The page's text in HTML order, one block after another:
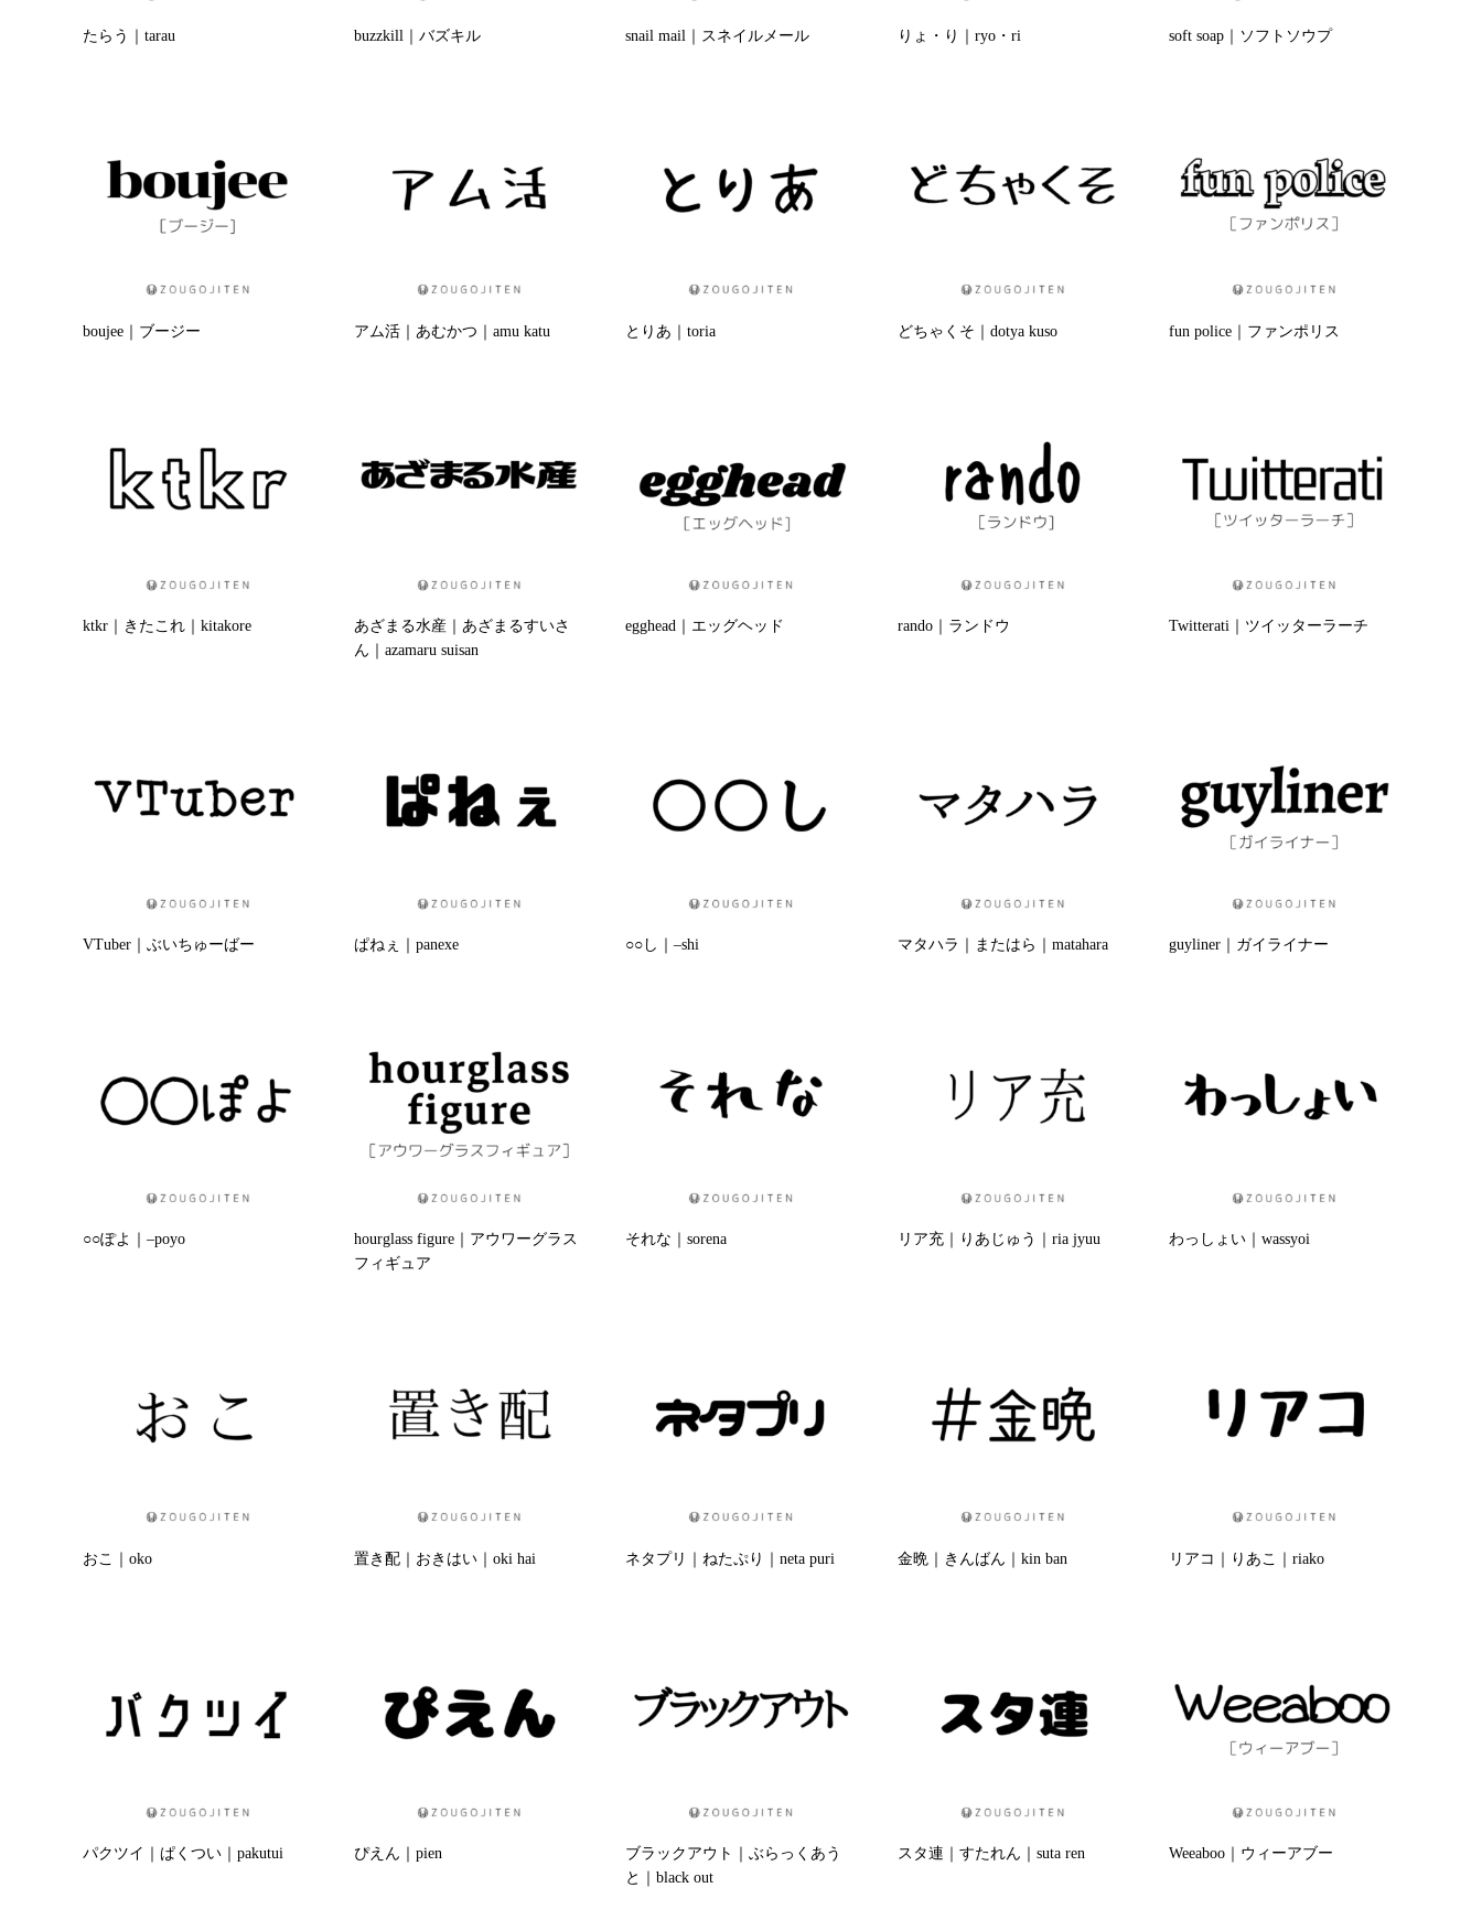
たらう｜tarau buzzkill｜バズキル snail mail｜スネイルメール りょ・り｜ryo・ri soft soap｜ソフトソウプ
boujee｜ブージー アム活｜あむかつ｜amu katu とりあ｜toria どちゃくそ｜dotya kuso fun police｜ファンポリス
ktkr｜きたこれ｜kitakore
あざまる水産｜あざまるすいさ
ん｜azamaru suisan
egghead｜エッグヘッド rando｜ランドウ Twitterati｜ツイッターラーチ
VTuber｜ぶいちゅーばー ぱねぇ｜panexe ○○し｜–shi マタハラ｜またはら｜matahara guyliner｜ガイライナー
○○ぽよ｜–poyo
hourglass figure｜アウワーグラス
フィギュア
それな｜sorena リア充｜りあじゅう｜ria jyuu わっしょい｜wassyoi
おこ｜oko 置き配｜おきはい｜oki hai ネタプリ｜ねたぷり｜neta puri 金晩｜きんばん｜kin ban リアコ｜りあこ｜riako
パクツイ｜ぱくつい｜pakutui ぴえん｜pien
ブラックアウト｜ぶらっくあう
と｜black out
スタ連｜すたれん｜suta ren Weeaboo｜ウィーアブー